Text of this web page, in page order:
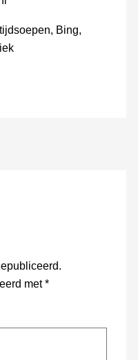
Bing,
met*